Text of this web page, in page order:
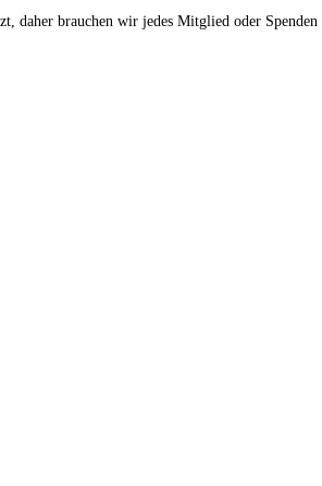
brauchen wir jedes Mitglied oder